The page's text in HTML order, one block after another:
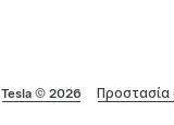
Tesla © 2026 Προστασία